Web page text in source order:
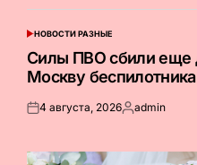
ОПУБЛИКОВАНО
НОВОСТИ РАЗНЫЕ
Силы ПВО сбили еще
Москву беспилотника
Опубликовано
4 августа, 2026Запись
admin